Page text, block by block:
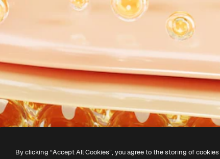
By clicking “Accept All Cookies”, you agree to the storing of